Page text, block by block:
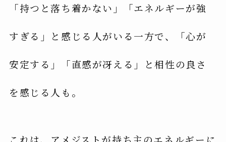
「持つと落ち着かない」「エネルギーが強
すぎる」と感じる人がいる一方で、「心が
安定する」「直感が冴える」と相性の良さ
を感じる人も。
これは、アメジストが持ち主のエネルギーに